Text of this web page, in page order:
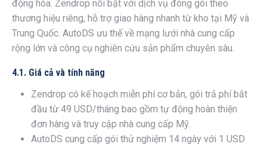
động hóa. Zendrop nổi bật với dịch vụ đóng gói theo
thương hiệu riêng, hỗ trợ giao hàng nhanh từ kho tại Mỹ và
Trung Quốc. AutoDS ưu thế về mạng lưới nhà cung cấp
rộng lớn và công cụ nghiên cứu sản phẩm chuyên sâu.
4.1. Giá cả và tính năng
Zendrop có kế hoạch miễn phí cơ bản, gói trả phí bắt
đầu từ 49 USD/tháng bao gồm tự động hoàn thiện
đơn hàng và truy cập nhà cung cấp Mỹ.
AutoDS cung cấp gói thử nghiệm 14 ngày với 1 USD